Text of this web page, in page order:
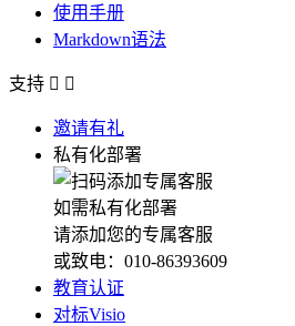
使用手册
Markdown语法
支持  
邀请有礼
私有化部署
如需私有化部署
请添加您的专属客服
或致电：010-86393609
教育认证
对标Visio